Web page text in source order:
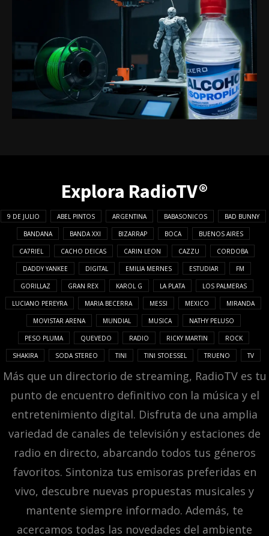
Explora RadioTV®
9 DE JULIO ABEL PINTOS ARGENTINA BABASONICOS BAD BUNNY
BANDANA BANDA XXI BIZARRAP BOCA BUENOS AIRES
CA7RIEL CACHO DEICAS CARIN LEON CAZZU CORDOBA
DADDY YANKEE DIGITAL EMILIA MERNES ESTUDIAR FM
GORILLAZ GRAN REX KAROL G LA PLATA LOS PALMERAS
LUCIANO PEREYRA MARIA BECERRA MESSI MEXICO MIRANDA
MOVISTAR ARENA MUNDIAL MUSICA NATHY PELUSO
PESO PLUMA QUEVEDO RADIO RICKY MARTIN ROCK
SHAKIRA SODA STEREO TINI TINI STOESSEL TRUENO TV
Más que un directorio de streaming, RadioTV es tu
punto de encuentro definitivo con la música y el
entretenimiento digital. Disfruta de una amplia
variedad de canales de televisión y estaciones de
radio en directo, abarcando todos tus géneros
favoritos. Sintoniza tus emisoras preferidas en
vivo, descubre nuevas propuestas musicales y
mantente siempre informado. Además, te
acercamos todas las novedades del ambiente